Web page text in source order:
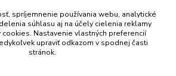
spríjemnenie používania webu, analytické
súhlasu aj na účely cielenia reklamy
cookies. Nastavenie vlastných preferencií
upraviť odkazom v spodnej časti
stránok.